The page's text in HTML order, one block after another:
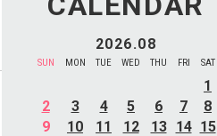
2026.08
SUN MON TUE WED THU FRI SAT
1
2
3 4 5 6 7
8
9
10 11 12 13 14 15